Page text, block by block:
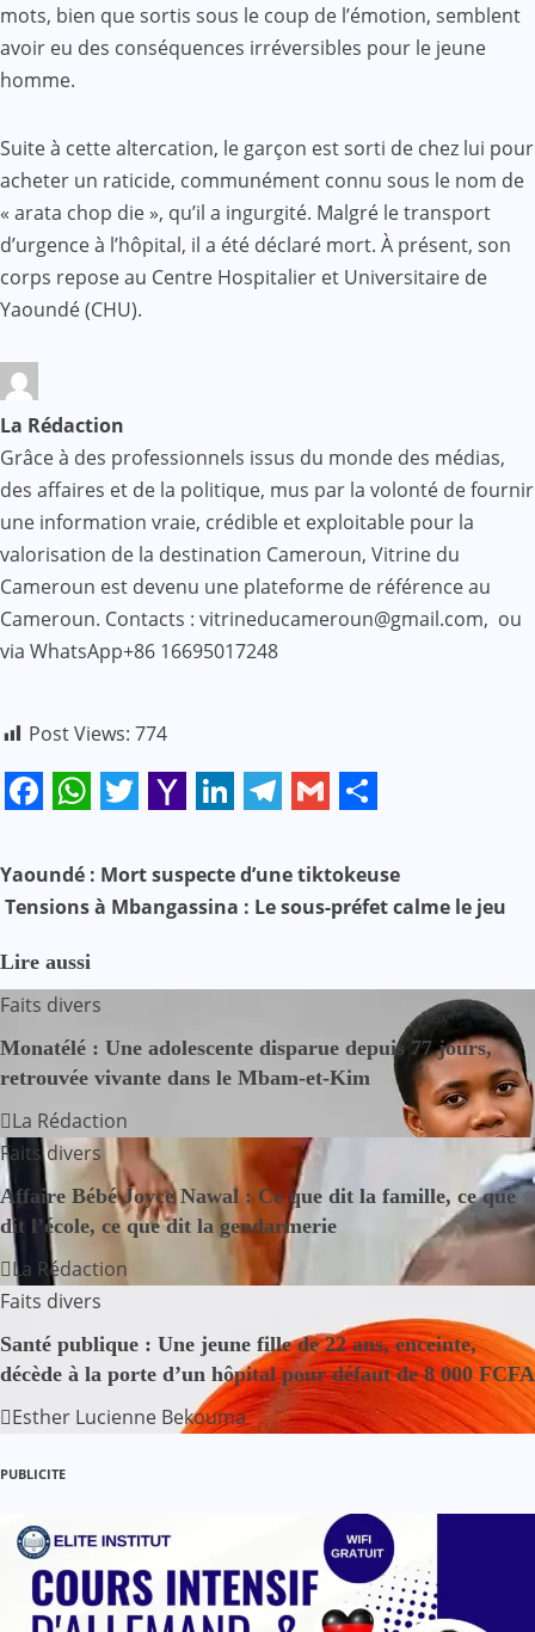
mots, bien que sortis sous le coup de l’émotion, semblent
avoir eu des conséquences irréversibles pour le jeune
homme.
Suite à cette altercation, le garçon est sorti de chez lui pour
acheter un raticide, communément connu sous le nom de
« arata chop die », qu’il a ingurgité. Malgré le transport
d’urgence à l’hôpital, il a été déclaré mort. À présent, son
corps repose au Centre Hospitalier et Universitaire de
Yaoundé (CHU).
La Rédaction
Grâce à des professionnels issus du monde des médias,
des affaires et de la politique, mus par la volonté de fournir
une information vraie, crédible et exploitable pour la
valorisation de la destination Cameroun, Vitrine du
Cameroun est devenu une plateforme de référence au
Cameroun. Contacts : vitrineducameroun@gmail.com, ou
via WhatsApp+86 16695017248
Post Views: 774
Facebook
WhatsApp
Twitter
Yahoo
Mail
LinkedIn
Telegram
GmailShare
N
a
v
i
g
a
t
i
o
n
d
e
l
Yaoundé : Mort suspecte d’une tiktokeuse
Tensions à Mbangassina : Le sous-préfet calme le jeu
Lire aussi
Faits divers
Monatélé : Une adolescente disparue depuis 77 jours,
retrouvée vivante dans le Mbam-et-Kim
La Rédaction
Faits divers
Affaire Bébé Joyce Nawal : Ce que dit la famille, ce que
dit l’école, ce que dit la gendarmerie
La Rédaction
Faits divers
Santé publique : Une jeune fille de 22 ans, enceinte,
décède à la porte d’un hôpital pour défaut de 8 000 FCFA
Esther Lucienne Bekouma
PUBLICITE